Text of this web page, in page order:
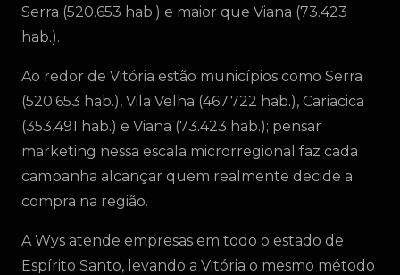
Serra (520.653 hab.) e maior que Viana (73.423
hab.).
Ao redor de Vitória estão municípios como Serra
(520.653 hab.), Vila Velha (467.722 hab.), Cariacica
(353.491 hab.) e Viana (73.423 hab.); pensar
marketing nessa escala microrregional faz cada
campanha alcançar quem realmente decide a
compra na região.
A Wys atende empresas em todo o estado de
Espírito Santo, levando a Vitória o mesmo método